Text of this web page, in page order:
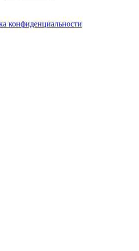
конфиденциальности